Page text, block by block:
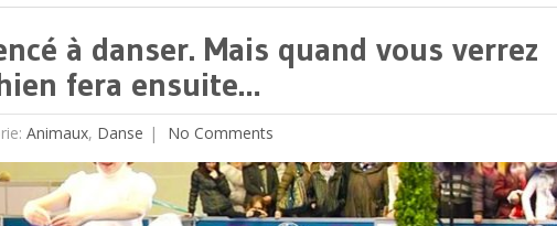
à danser. Mais quand vous verrez
fera ensuite…
Animaux, Danse No Comments